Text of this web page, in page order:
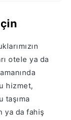
otele ya da
hizmet,
ya da fahiş